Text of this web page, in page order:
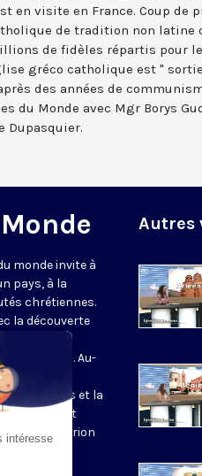
en visite en France. Coup de
de tradition non latine
de fidèles répartis pour
gréco catholique est "
des années de
du Monde avec Mgr Borys
Dupasquier.
monde invite à
pays, à la
chrétiennes.
la découverte
de
difficultés. Au-
de
du pays et la
peuvent
par Marion
Autres